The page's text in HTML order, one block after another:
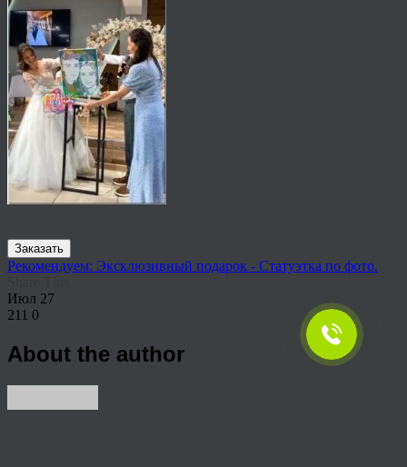
Заказать
Рекомендуем: Эксклюзивный подарок - Статуэтка по фото.
Июл 27
211 0
About the author